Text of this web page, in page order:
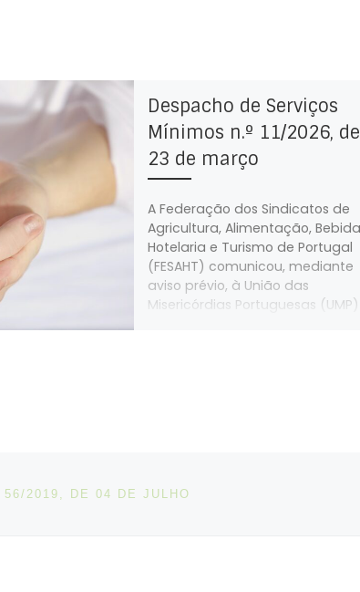
Despacho de Serviços
Mínimos n.º 11/2026, de
23 de março
A Federação dos Sindicatos de
Agricultura, Alimentação,
Hotelaria e Turismo de Portugal
(FESAHT) comunicou, mediante
aviso prévio, à União das
Misericórdias Portuguesas (UMP)
56/2019, DE 04 DE JULHO